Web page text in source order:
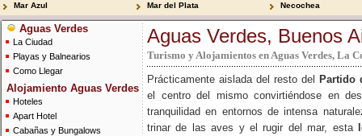
Mar Azul
Mar del Plata
Necochea
Aguas Verdes
La Ciudad
Playas y Balnearios
Como Llegar
Alojamiento Aguas Verdes
Hoteles
Apart Hotel
Cabañas y Bungalows
Aguas Verdes, Buenos
Turismo y Alojamientos en Aguas Verdes, La
Prácticamente aislada del resto del
Partido
el centro del mismo convirtiéndose en
tranquilidad en entornos de intensa
trinar de las aves y el rugir del mar, esta